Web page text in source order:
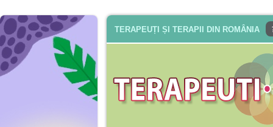
TERAPEUȚI ȘI TERAPII DIN ROMÂNIA